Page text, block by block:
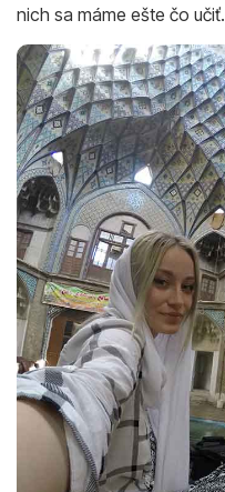
nich sa máme ešte čo učiť.